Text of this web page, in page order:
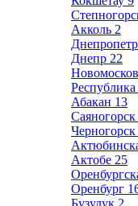
Акколь 2
Днепр 22
Абакан 13
Саяногорск
Черногорск
Актобе 25
Оренбург
Бузулук 2